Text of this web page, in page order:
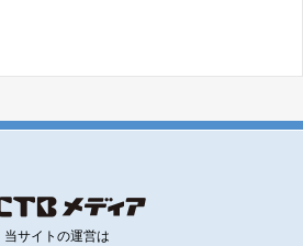
当サイトの運営は